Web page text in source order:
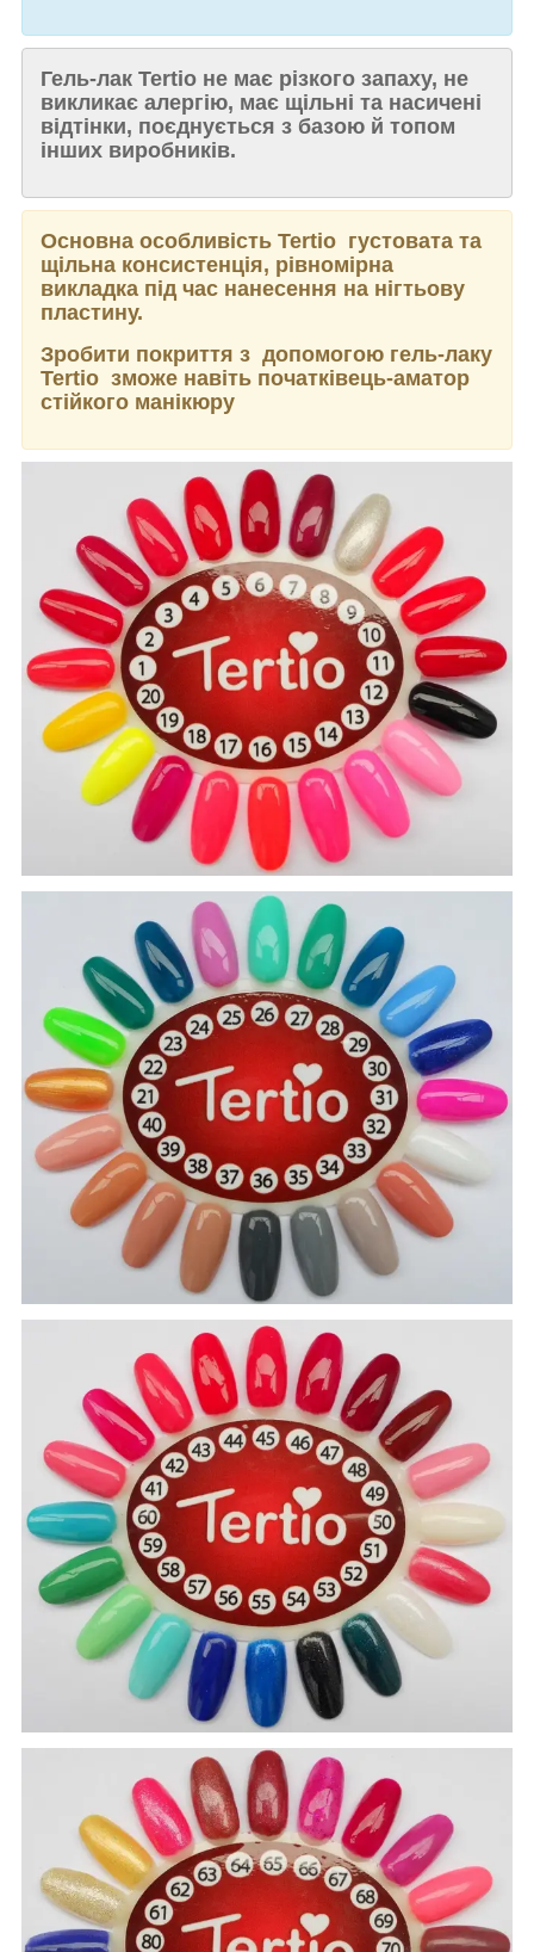
Гель-лак Tertio не має різкого запаху, не
викликає алергію, має щільні та насичені
відтінки, поєднується з базою й топом
інших виробників.
Основна особливість Tertio густовата та
щільна консистенція, рівномірна
викладка під час нанесення на нігтьову
пластину.
Зробити покриття з допомогою гель-лаку
Tertio зможе навіть початківець-аматор
стійкого манікюру